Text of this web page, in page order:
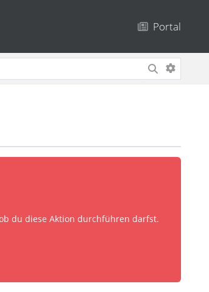
Portal
du diese Aktion durchführen darfst.